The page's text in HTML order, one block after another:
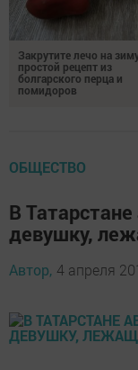
Закрутите лечо на
простой рецепт из
болгарского перца и
помидоров
ОБЩЕСТВО
В
девушку,
Автор, 4 апреля